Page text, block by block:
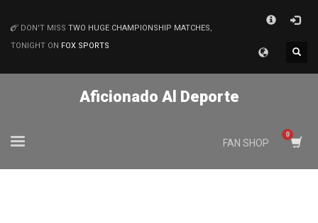
MATCHES
DON'T MISS TWO HUGE CHAMPIONSHIP MATCHES,
TONIGHT ON FOX SPORTS
Aficionado Al Deporte
FAN SHOP